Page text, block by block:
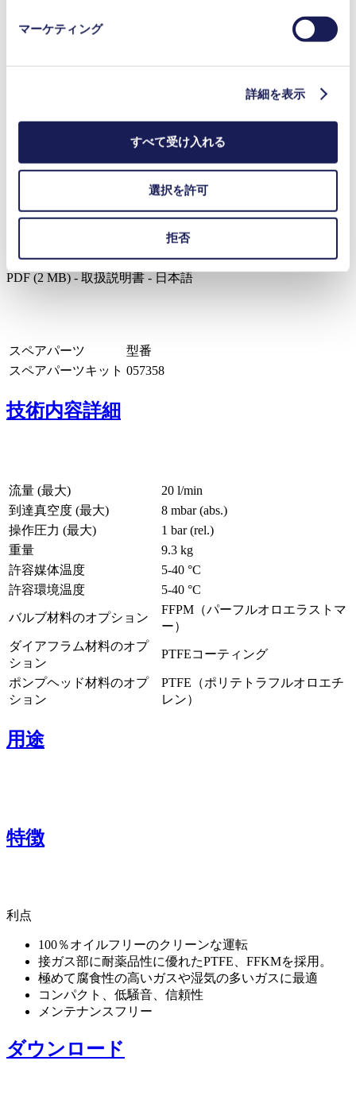
マーケティング
詳細を表示
すべて受け入れる
選択を許可
拒否
100％オイルフリーのクリーンな運転
極めて腐食性の高いガスや湿気の多いガスに最適
LABOPORT® N 820.3 FT.18 CN
データシート LABOPORT® N 820.3 FT.18 CN
取扱説明書 LABOPORT® N 820.3 FT.18 CN
PDF (2 MB) - 取扱説明書 - 日本語
スペアパーツ
型番
スペアパーツキット 057358
技術内容詳細
流量 (最大)
20 l/min
到達真空度 (最大)
8 mbar (abs.)
操作圧力 (最大)
1 bar (rel.)
重量
9.3 kg
許容媒体温度
5-40 °C
許容環境温度
5-40 °C
バルブ材料のオプション
FFPM（パーフルオロエラストマ
ー）
ダイアフラム材料のオプ
ション
PTFEコーティング
ポンプヘッド材料のオプ
ション
PTFE（ポリテトラフルオロエチ
レン）
用途
特徴
利点
100％オイルフリーのクリーンな運転
接ガス部に耐薬品性に優れたPTFE、FFKMを採用。
極めて腐食性の高いガスや湿気の多いガスに最適
コンパクト、低騒音、信頼性
メンテナンスフリー
ダウンロード